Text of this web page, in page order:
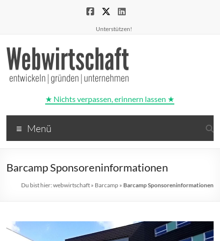
Unterstützen!
Webwirtschaft
|
unternehmen
★ Nichts verpassen, erinnern lassen ★
Menü
Barcamp Sponsoreninformationen
Du bist hier: webwirtschaft» Barcamp» Barcamp Sponsoreninformationen